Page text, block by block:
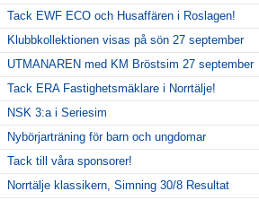
Tack EWF ECO och Husaffären i Roslagen!
Klubbkollektionen visas på sön 27 september
UTMANAREN med KM Bröstsim 27 september
Tack ERA Fastighetsmäklare i Norrtälje!
NSK 3:a i Seriesim
Nybörjarträning för barn och ungdomar
Tack till våra sponsorer!
Norrtälje klassikern, Simning 30/8 Resultat